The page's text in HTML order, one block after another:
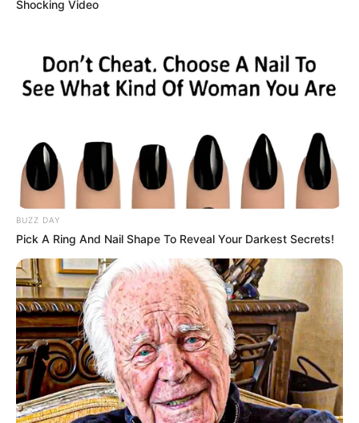
Shocking Video
BUZZ DAY
Pick A Ring And Nail Shape To Reveal Your Darkest Secrets!